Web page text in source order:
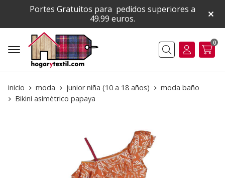
Portes Gratuitos para pedidos superiores a
49.99 euros.
Buscar
0
inicio moda junior niña (10 a 18 años)
moda baño
Bikini asimétrico papaya